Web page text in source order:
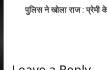
A o
पुलिस ने खोला राज : प्रेमी